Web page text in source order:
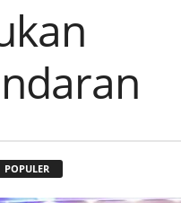
POPULER